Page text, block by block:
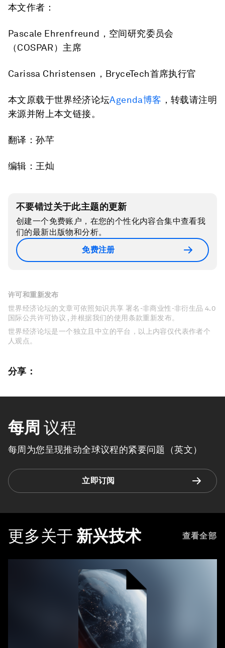
本文作者：
Pascale Ehrenfreund，空间研究委员会
（COSPAR）主席
Carissa Christensen，BryceTech首席执行官
本文原载于世界经济论坛Agenda博客 ，转载请注明
来源并附上本文链接。
翻译：孙芊
编辑：王灿
不要错过关于此主题的更新
创建一个免费账户，在您的个性化内容合集中查看我
们的最新出版物和分析。
免费注册
许可和重新发布
世界经济论坛的文章可依照知识共享 署名-非商业性-非衍生品 4.0
国际公共许可协议 , 并根据我们的使用条款重新发布。
世界经济论坛是一个独立且中立的平台，以上内容仅代表作者个
人观点。
分享：
每周 议程
每周为您呈现推动全球议程的紧要问题（英文）
立即订阅
更多关于 新兴技术 查看全部